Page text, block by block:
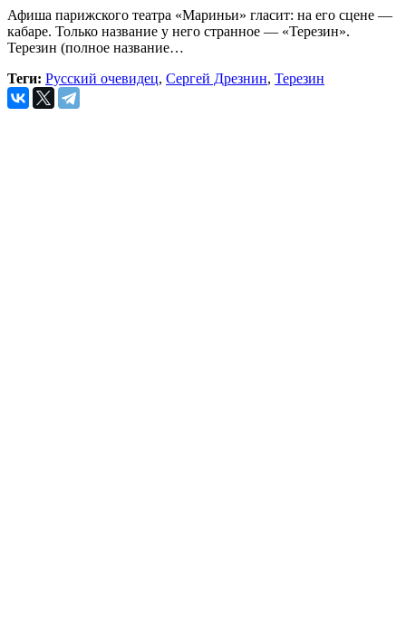
Афиша парижского театра «Мариньи» гласит: на его сцене —
кабаре. Только название у него странное — «Терезин».
Терезин (полное название…
Теги: Русский очевидец, Сергей Дрезнин, Терезин